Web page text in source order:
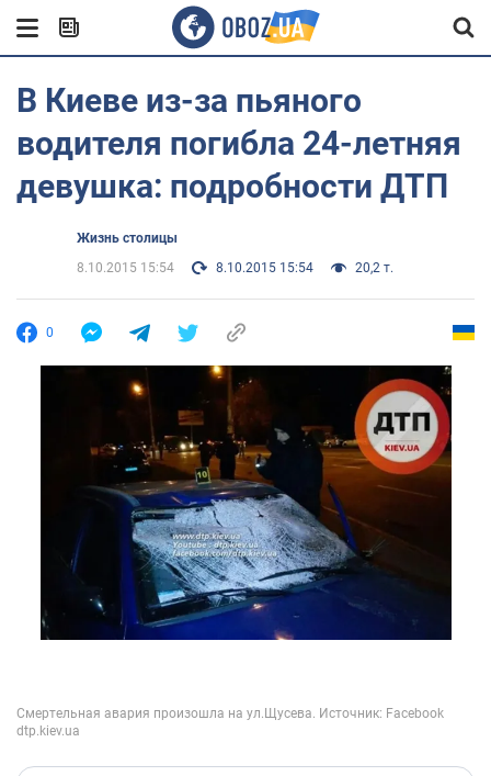
В Киеве из-за пьяного
водителя погибла 24-летняя
девушка: подробности ДТП
Жизнь столицы
8.10.2015 15:54
8.10.2015 15:54 20,2 т.
0